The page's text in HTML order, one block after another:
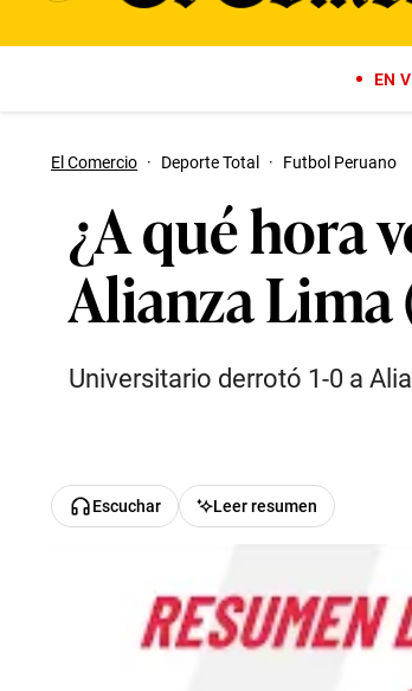
EN
El Comercio · Deporte Total · Futbol Peruano
¿A qué hora
Alianza Lima
Universitario derrotó 1-0 a
Escuchar Leer resumen